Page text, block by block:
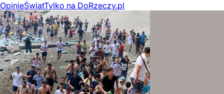
OpinieŚwiatTylko na DoRzeczy.pl